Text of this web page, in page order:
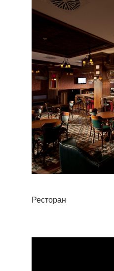
Ресторан